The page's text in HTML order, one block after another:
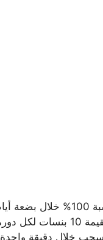
فقط عند إيداعك الأول